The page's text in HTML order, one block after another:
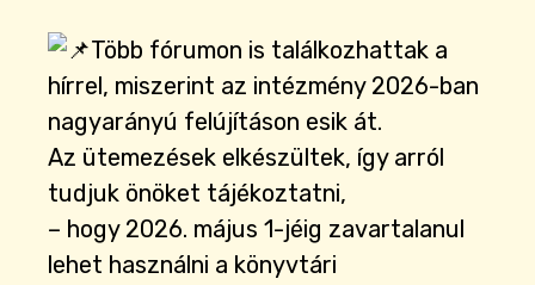
Több fórumon is találkozhattak a
hírrel, miszerint az intézmény 2026-ban
nagyarányú felújításon esik át.
Az ütemezések elkészültek, így arról
tudjuk önöket tájékoztatni,
– hogy 2026. május 1-jéig zavartalanul
lehet használni a könyvtári